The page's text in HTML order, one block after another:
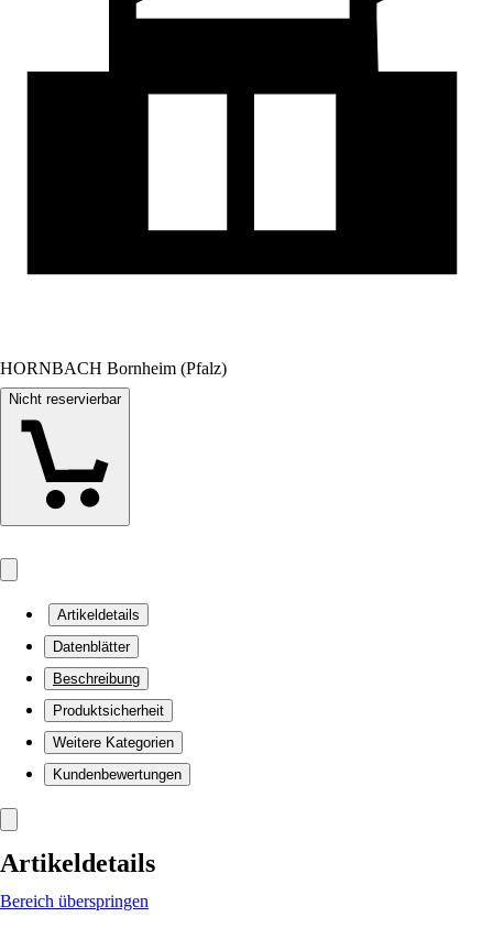
HORNBACH Bornheim (Pfalz)
Nicht reservierbar
Artikeldetails
Datenblätter
Beschreibung
Produktsicherheit
Weitere Kategorien
Kundenbewertungen
Artikeldetails
Bereich überspringen